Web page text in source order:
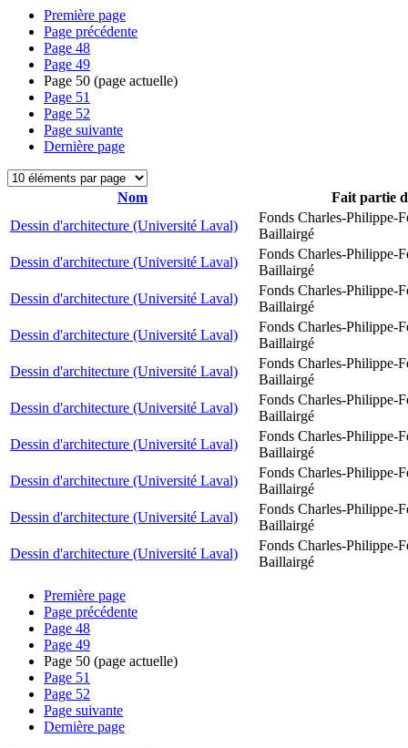
Première page
Page précédente
Page 48
Page 49
Page 50 (page actuelle)
Page 51
Page 52
Page suivante
Dernière page
Nom
Fait partie
Dessin d'architecture (Université Laval)
Fonds Charles-Philippe-
Baillairgé
Dessin d'architecture (Université Laval)
Fonds Charles-Philippe-
Baillairgé
Dessin d'architecture (Université Laval)
Fonds Charles-Philippe-
Baillairgé
Dessin d'architecture (Université Laval)
Fonds Charles-Philippe-
Baillairgé
Dessin d'architecture (Université Laval)
Fonds Charles-Philippe-
Baillairgé
Dessin d'architecture (Université Laval)
Fonds Charles-Philippe-
Baillairgé
Dessin d'architecture (Université Laval)
Fonds Charles-Philippe-
Baillairgé
Dessin d'architecture (Université Laval)
Fonds Charles-Philippe-
Baillairgé
Dessin d'architecture (Université Laval)
Fonds Charles-Philippe-
Baillairgé
Dessin d'architecture (Université Laval)
Fonds Charles-Philippe-
Baillairgé
Première page
Page précédente
Page 48
Page 49
Page 50 (page actuelle)
Page 51
Page 52
Page suivante
Dernière page